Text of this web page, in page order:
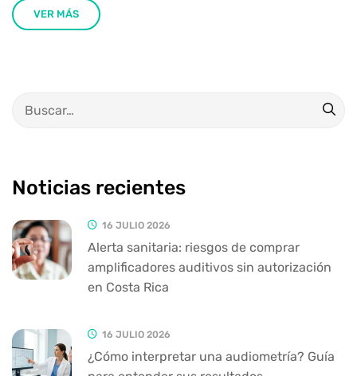
VER MÁS
Noticias recientes
16 JULIO 2026
Alerta sanitaria: riesgos de comprar
amplificadores auditivos sin autorización
en Costa Rica
16 JULIO 2026
¿Cómo interpretar una audiometría? Guía